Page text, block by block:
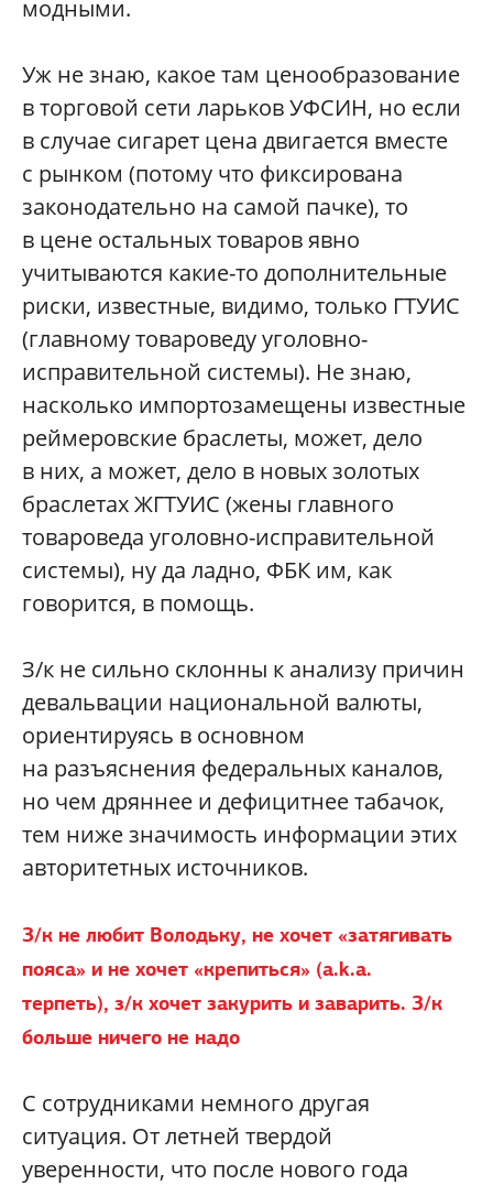
модными.
Уж не знаю, какое там ценообразование
в торговой сети ларьков УФСИН, но если
в случае сигарет цена двигается вместе
с рынком (потому что фиксирована
законодательно на самой пачке), то
в цене остальных товаров явно
учитываются какие-то дополнительные
риски, известные, видимо, только ГТУИС
(главному товароведу уголовно-
исправительной системы). Не знаю,
насколько импортозамещены известные
реймеровские браслеты, может, дело
в них, а может, дело в новых золотых
браслетах ЖГТУИС (жены главного
товароведа уголовно-исправительной
системы), ну да ладно, ФБК им, как
говорится, в помощь.
З/к не сильно склонны к анализу причин
девальвации национальной валюты,
ориентируясь в основном
на разъяснения федеральных каналов,
но чем дряннее и дефицитнее табачок,
тем ниже значимость информации этих
авторитетных источников.
З/к не любит Володьку, не хочет «затягивать
пояса» и не хочет «крепиться» (a.k.a.
терпеть), з/к хочет закурить и заварить. З/к
больше ничего не надо
С сотрудниками немного другая
ситуация. От летней твердой
уверенности, что после нового года